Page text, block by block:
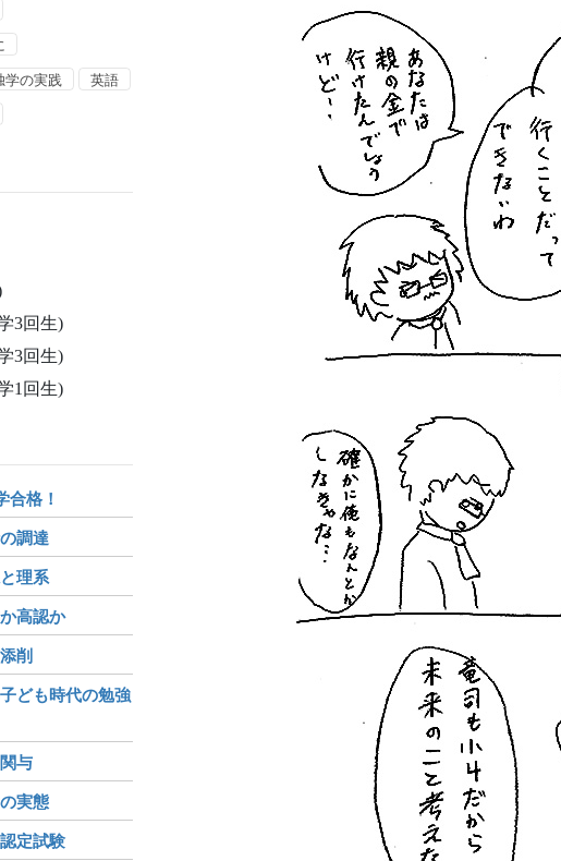
学の実践 英語
3回生)
3回生)
1回生)
合格！
調達
理系
か高認か
削
子ども時代の勉強
与
実態
認定試験